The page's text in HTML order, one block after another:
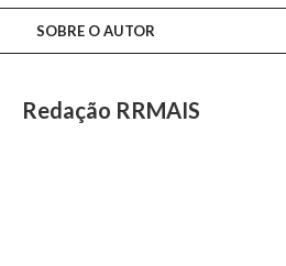
SOBRE O AUTOR
Redação RRMAIS